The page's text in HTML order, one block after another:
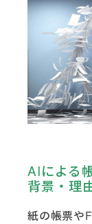
AIによる
背景・理
紙の帳票や